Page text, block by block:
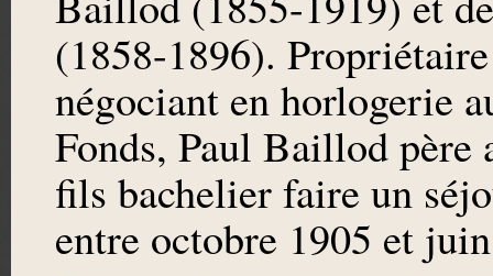
(1858-1896).
négociant en horlogerie
Fonds, Paul Baillod père
fils bachelier faire un
entre octobre 1905 et